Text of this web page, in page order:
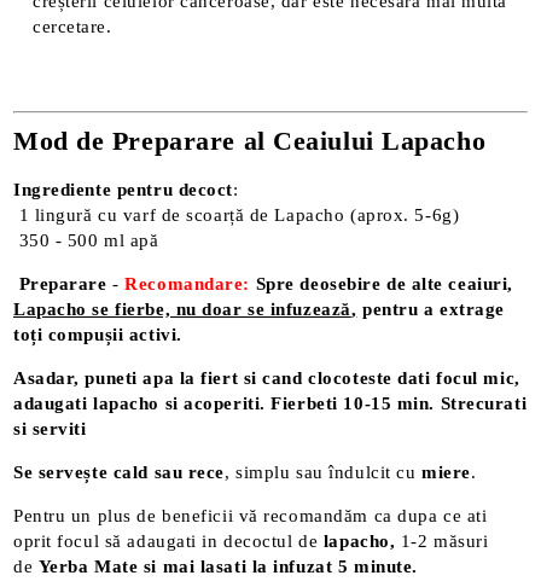
cercetare.
Mod de Preparare al Ceaiului Lapacho
Ingrediente pentru decoct:
1 lingură cu varf de scoarță de Lapacho (aprox. 5-6g)
350 - 500 ml apă
Preparare -Recomandare: Spre deosebire de alte ceaiuri,
Lapacho se fierbe, nu doar se infuzează, pentru a extrage
toți compușii activi.
Asadar, puneti apa la fiert si cand clocoteste dati focul mic,
adaugati lapacho si acoperiti. Fierbeti 10-15 min. Strecurati
si serviti
Se servește cald sau rece, simplu sau îndulcit cu miere.
Pentru un plus de beneficii vă recomandăm ca dupa ce ati
oprit focul să adaugati in decoctul de lapacho, 1-2 măsuri
de Yerba Mate si mai lasati la infuzat 5 minute.